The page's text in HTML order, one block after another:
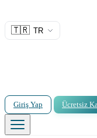
🇹🇷 TR
Giriş Yap Ücretsiz